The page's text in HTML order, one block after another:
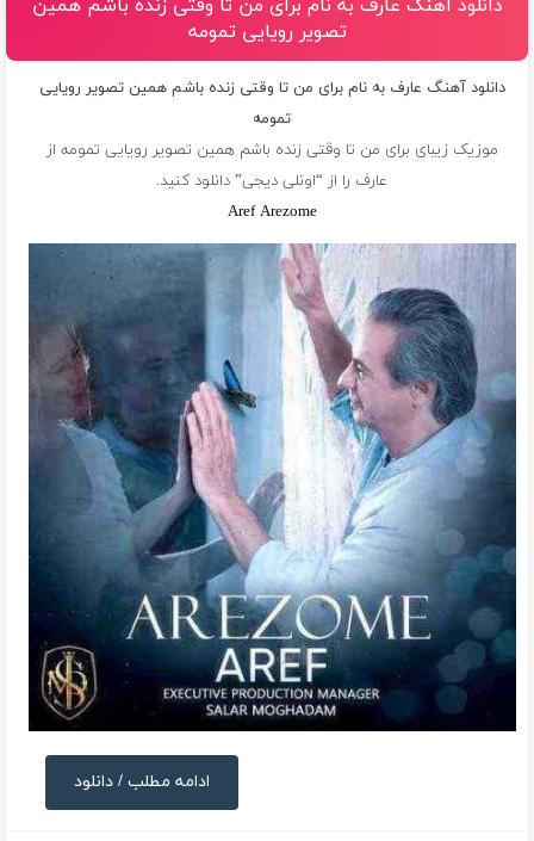
دانلود آهنگ عارف به نام برای من تا وقتی زنده باشم همین
تصویر رویایی تمومه
دانلود آهنگ عارف به نام برای من تا وقتی زنده باشم همین تصویر رویایی
تمومه
موزیک زیبای برای من تا وقتی زنده باشم همین تصویر رویایی تمومه از
عارف را از “اونلی دیجی” دانلود کنید.
Aref Arezome
ادامه مطلب / دانلود